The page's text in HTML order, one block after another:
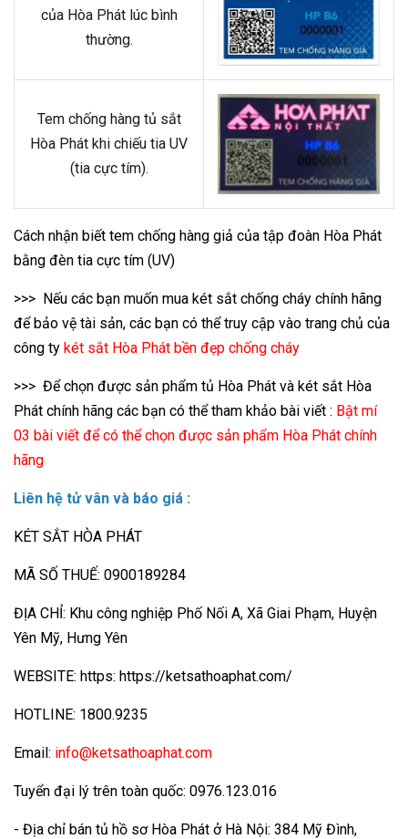
của Hòa Phát lúc bình
thường.
Tem chống hàng tủ sắt
Hòa Phát khi chiếu tia UV
(tia cực tím).
Cách nhận biết tem chống hàng giả của tập đoàn Hòa Phát
bằng đèn tia cực tím (UV)
>>> Nếu các bạn muốn mua két sắt chống cháy chính hãng
để bảo vệ tài sản, các bạn có thể truy cập vào trang chủ của
công ty két sắt Hòa Phát bền đẹp chống cháy
>>> Để chọn được sản phẩm tủ Hòa Phát và két sắt Hòa
Phát chính hãng các bạn có thể tham khảo bài viết : Bật mí
03 bài viết để có thể chọn được sản phẩm Hòa Phát chính
hãng
Liên hệ tử vân và báo giá :
KÉT SẮT HÒA PHÁT
MÃ SỐ THUẾ: 0900189284
ĐỊA CHỈ: Khu công nghiệp Phố Nối A, Xã Giai Phạm, Huyện
Yên Mỹ, Hưng Yên
WEBSITE: https: https://ketsathoaphat.com/
HOTLINE: 1800.9235
Email: info@ketsathoaphat.com
Tuyển đại lý trên toàn quốc: 0976.123.016
- Địa chỉ bán tủ hồ sơ Hòa Phát ở Hà Nội: 384 Mỹ Đình,